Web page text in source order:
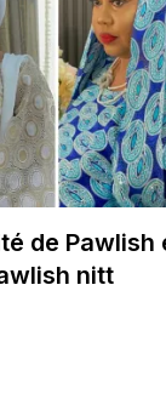
de Pawlish
nitt